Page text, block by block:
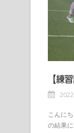
【練
こんに
の結果